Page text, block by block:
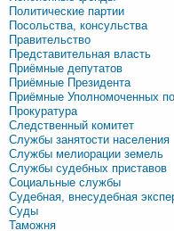
Политические партии
Посольства, консульства
Правительство
Представительная власть
Приёмные депутатов
Приёмные Президента
Приёмные Уполномоченных
Прокуратура
Следственный комитет
Службы занятости населения
Службы мелиорации земель
Службы судебных приставов
Социальные службы
Судебная, внесудебная
Суды
Таможня